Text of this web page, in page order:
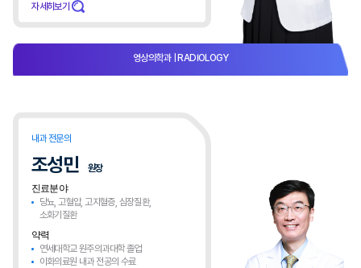
자세히보기
영상의학과 | RADIOLOGY​
내과 전문의
조성민
원장
진료분야
당뇨, 고혈압, 고지혈증, 심장질환,
소화기질환
약력
연세대학교 원주의과대학 졸업
이화의료원 내과 전공의 수료